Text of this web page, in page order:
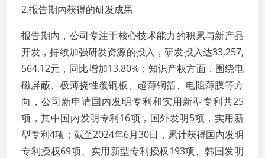
2.报告期内获得的研发成果
报告期内，公司专注于核心技术能力的积累与新产品
开发，持续加强研发资源的投入，研发投入达33,257,
564.12元，同比增加13.80%；知识产权方面，围绕电
磁屏蔽、极薄挠性覆铜板、超薄铜箔、电阻薄膜等方
向，公司新申请国内发明专利和实用新型专利共25
项，其中国内发明专利16项，国外发明5项，实用新
型专利4项；截至2024年6月30日，累计获得国内发明
专利授权69项、实用新型专利授权193项、韩国发明